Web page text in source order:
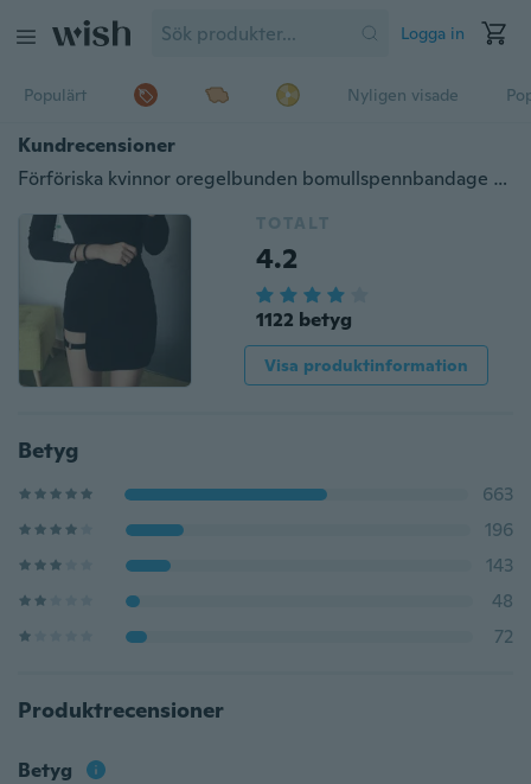
Logga in
Populärt Nyligen visade
Kundrecensioner
Förföriska kvinnor oregelbunden bomullspennbandage kjol Mini Bodycon kort kjol
TOTALT
4.2
1122 betyg
Visa produktinformation
Betyg
663
196
143
48
72
Produktrecensioner
Betyg